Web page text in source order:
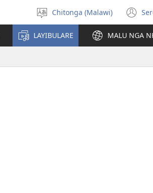
Sankhani
chineneru
Chitonga (Malawi)
LAYIBULARE MALU NGA